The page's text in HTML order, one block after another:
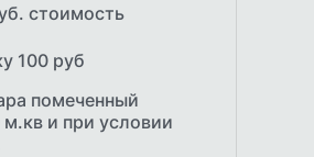
стоимость
100 руб
помеченный
и при условии